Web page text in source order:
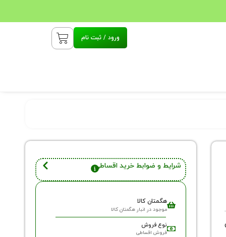
ورود / ثبت نام
شرایط و ضوابط خرید اقساطی
هگمتان کالا
موجود در انبار هگمتان کالا
نوع فروش
فروش اقساطی